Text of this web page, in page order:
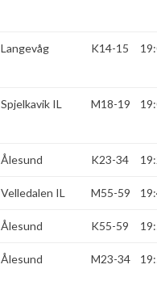
Langevåg K14-15
Spjelkavik IL M18-19
Ålesund K23-34
Velledalen IL M55-59
Ålesund K55-59
Ålesund M23-34